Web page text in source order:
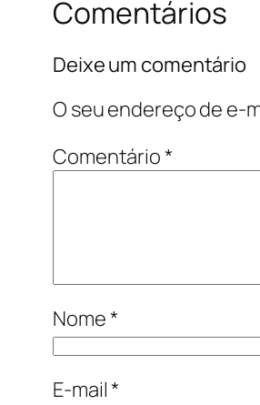
Comentários
Deixe um comentário
O seu endereço de e-
Comentário*
Nome*
E-mail*